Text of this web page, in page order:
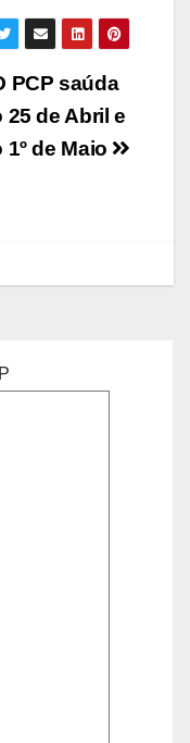
PCP saúda
25 de Abril e
1º de Maio